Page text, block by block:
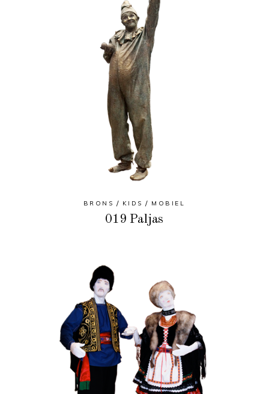
BRONS KIDS MOBIEL
019 Paljas